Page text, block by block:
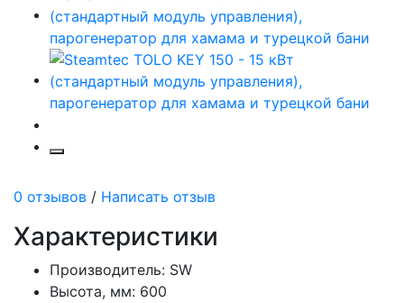
0 отзывов / Написать отзыв
Характеристики
Производитель: SW
Высота, мм: 600